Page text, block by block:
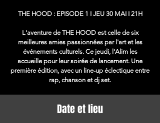
THE HOOD : EPISODE 1 I JEU 30 MAI I 21H
L'aventure de THE HOOD est celle de six
meilleures amies passionnées par l'art et les
événements culturels. Ce jeudi, l'Alim les
accueille pour leur soirée de lancement. Une
première édition, avec un line-up éclectique entre
rap, chanson et dj set.
Date et lieu